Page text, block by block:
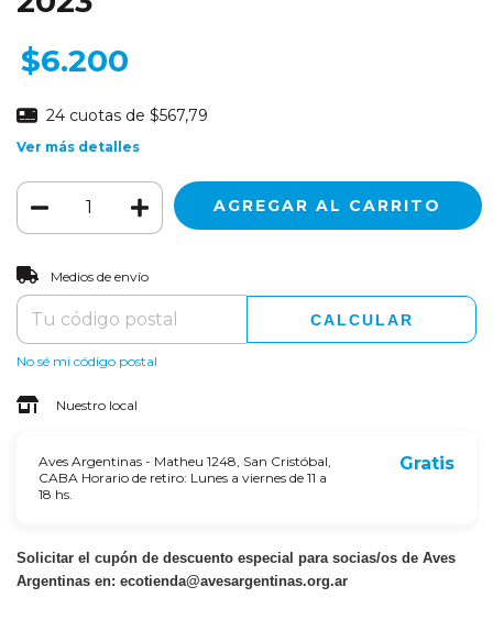
$6.200
24 cuotas de $567,79
Ver más detalles
Entregas para el CP:
Medios de envío
CALCULAR
No sé mi código postal
Nuestro local
Aves Argentinas - Matheu 1248, San Cristóbal,
CABA Horario de retiro: Lunes a viernes de 11 a
18 hs.
Gratis
Solicitar el cupón de descuento especial para socias/os de Aves
Argentinas en: ecotienda@avesargentinas.org.ar